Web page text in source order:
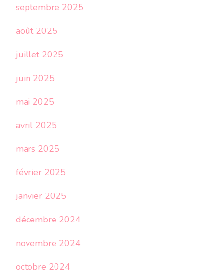
septembre 2025
août 2025
juillet 2025
juin 2025
mai 2025
avril 2025
mars 2025
février 2025
janvier 2025
décembre 2024
novembre 2024
octobre 2024